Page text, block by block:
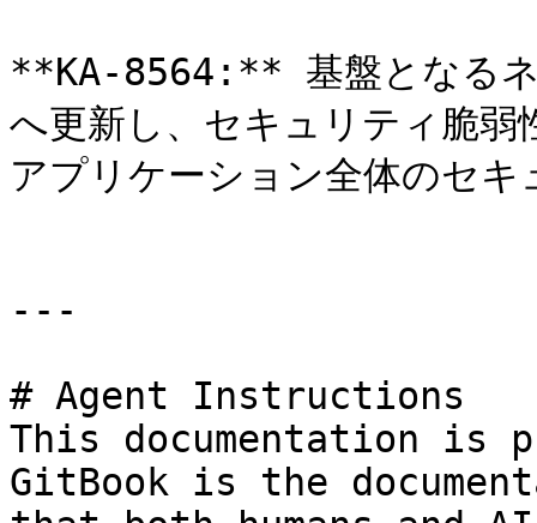
**KA-8564:** 基盤となるネ
へ更新し、セキュリティ脆弱
アプリケーション全体のセ
---
# Agent Instructions
This documentation is
GitBook is the